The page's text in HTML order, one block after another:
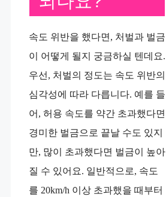
속도 위반을 했다면, 처벌과 벌금
이 어떻게 될지 궁금하실 텐데요.
우선, 처벌의 정도는 속도 위반의
심각성에 따라 다릅니다. 예를 들
어, 허용 속도를 약간 초과했다면
경미한 벌금으로 끝날 수도 있지
만, 많이 초과했다면 벌금이 높아
질 수 있어요. 일반적으로, 속도
를 20km/h 이상 초과했을 때부터